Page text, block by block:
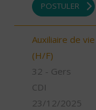
POSTULER
Auxiliaire de
(H/F)
32 - Gers
CDI
23/12/2025